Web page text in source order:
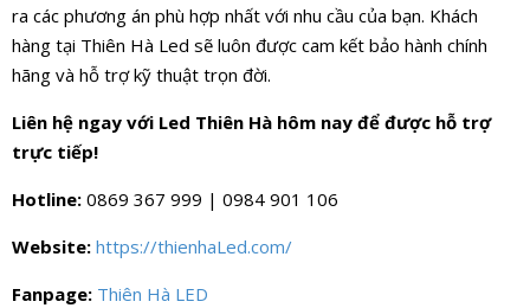
ra các phương án phù hợp nhất với nhu cầu của bạn. Khách
hàng tại Thiên Hà Led sẽ luôn được cam kết bảo hành chính
hãng và hỗ trợ kỹ thuật trọn đời.
Liên hệ ngay với Led Thiên Hà hôm nay để được hỗ trợ
trực tiếp!
Hotline: 0869 367 999 | 0984 901 106
Website: https://thienhaLed.com/
Fanpage: Thiên Hà LED